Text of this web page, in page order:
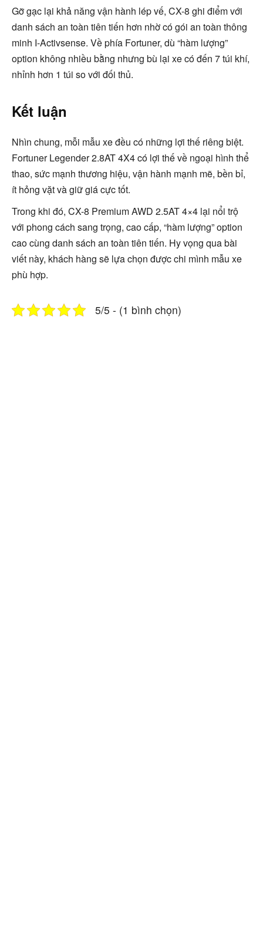
Gỡ gạc lại khả năng vận hành lép vế, CX-8 ghi điểm với
danh sách an toàn tiên tiến hơn nhờ có gói an toàn thông
minh I-Activsense. Về phía Fortuner, dù “hàm lượng”
option không nhiều bằng nhưng bù lại xe có đến 7 túi khí,
nhỉnh hơn 1 túi so với đối thủ.
Kết luận
Nhìn chung, mỗi mẫu xe đều có những lợi thế riêng biệt.
Fortuner Legender 2.8AT 4X4 có lợi thế về ngoại hình thể
thao, sức mạnh thương hiệu, vận hành mạnh mẽ, bền bỉ,
ít hỏng vặt và giữ giá cực tốt.
Trong khi đó, CX-8 Premium AWD 2.5AT 4×4 lại nổi trộ
với phong cách sang trọng, cao cấp, “hàm lượng” option
cao cùng danh sách an toàn tiên tiến. Hy vọng qua bài
viết này, khách hàng sẽ lựa chọn được chi mình mẫu xe
phù hợp.
5/5 - (1 bình chọn)